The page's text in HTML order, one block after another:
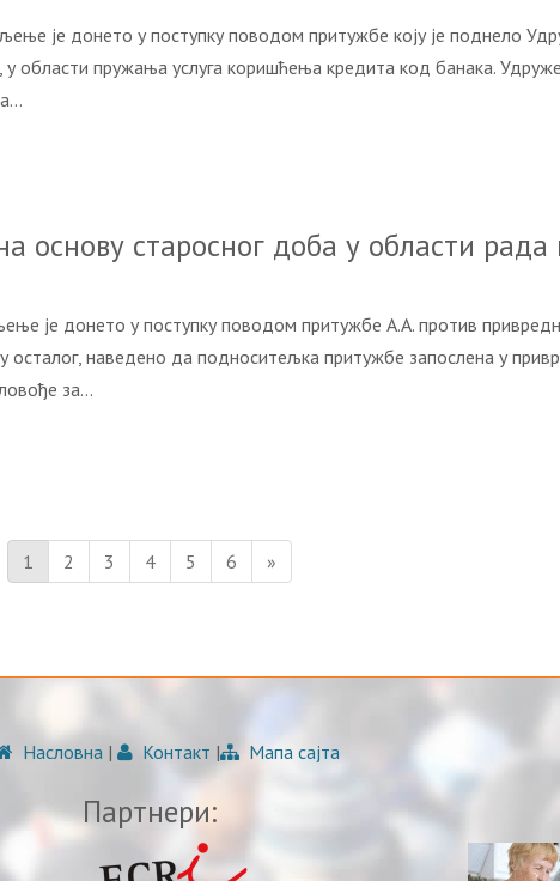
у поступку поводом притужбе коју је поднело
области пружања услуга коришћења кредита код банака.
основу старосног доба у области
у поступку поводом притужбе А.А. против
осталог, наведено да подноситељка притужбе запослена у
за…
1 2 3 4 5 6 »
Насловна | Контакт | Мапа сајта
Партнери: